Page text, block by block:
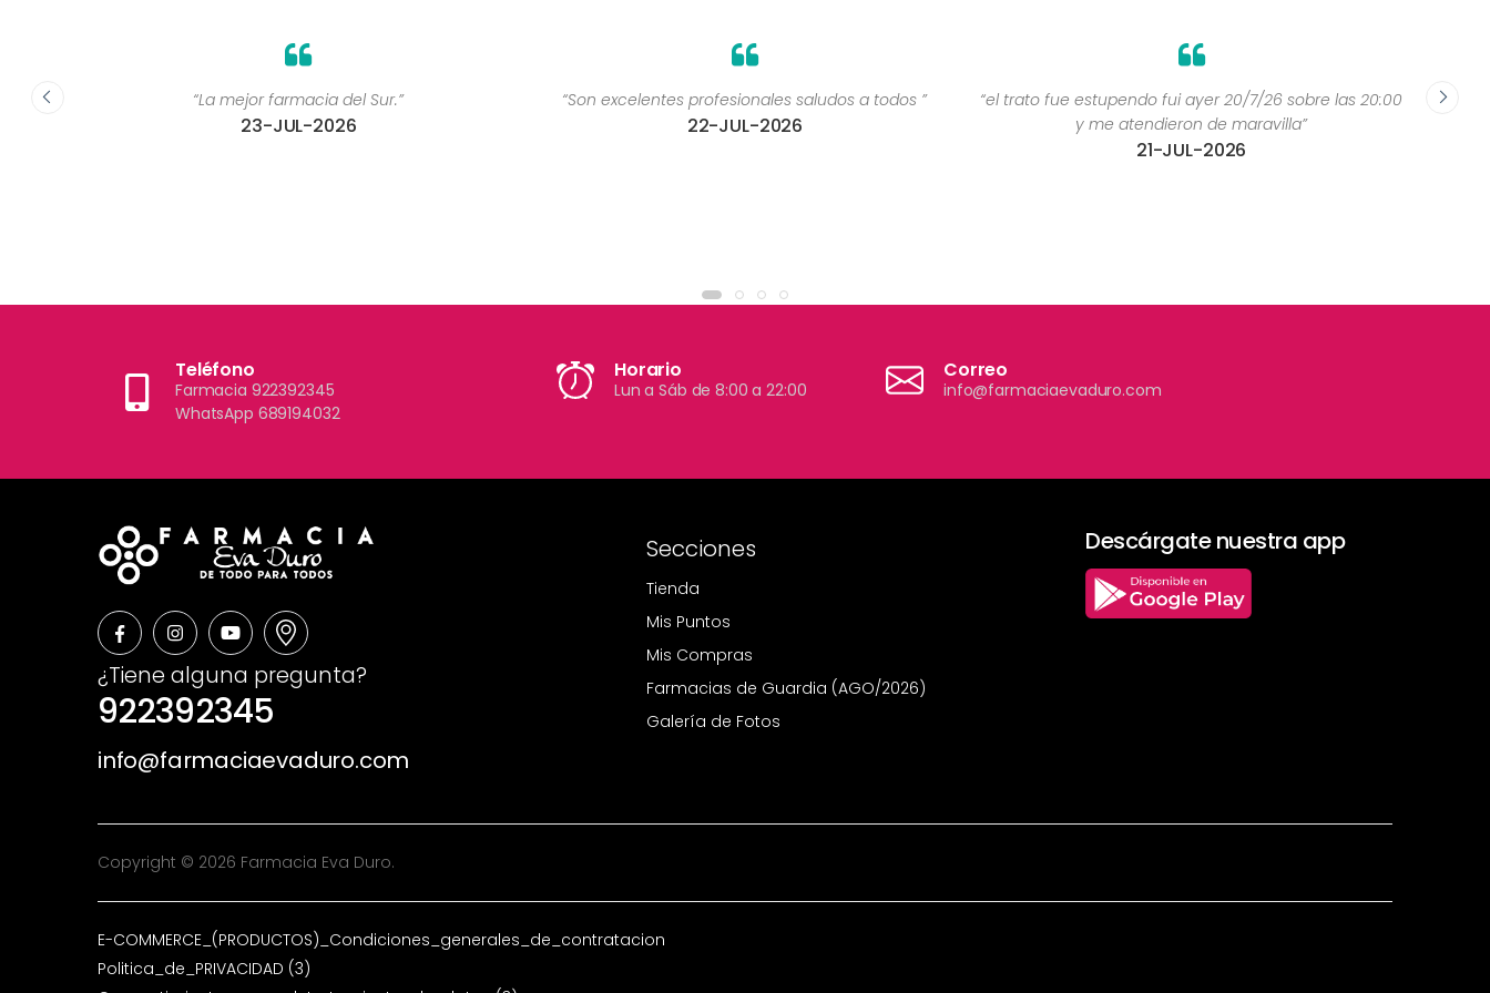
“La mejor farmacia del Sur.”
23-JUL-2026
“Son excelentes profesionales saludos a todos ”
22-JUL-2026
“el trato fue estupendo fui ayer 20/7/26 sobre las 20:00
y me atendieron de maravilla”
21-JUL-2026
Teléfono
Farmacia 922392345
WhatsApp 689194032
Horario
Lun a Sáb de 8:00 a 22:00
Correo
info@farmaciaevaduro.com
¿Tiene alguna pregunta?
922392345
info@farmaciaevaduro.com
Secciones
Tienda
Mis Puntos
Mis Compras
Farmacias de Guardia (AGO/2026)
Galería de Fotos
Descárgate nuestra app
Copyright © 2026 Farmacia Eva Duro.
E-COMMERCE_(PRODUCTOS)_Condiciones_generales_de_contratacion
Politica_de_PRIVACIDAD (3)